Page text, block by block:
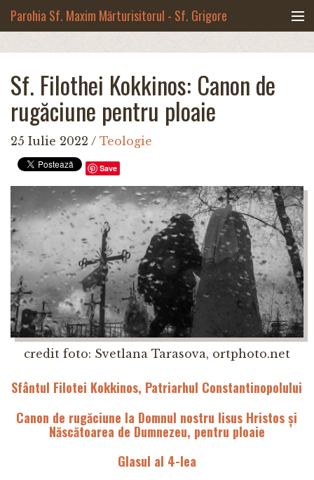
Parohia Sf. Maxim Mărturisitorul - Sf. Grigore
Noua biserică
Botezuri & Cununii
Teologie & Cuvinte duhovnicești
Fotografii
Preotul paroh
Program liturgic
Despre noi
Contact
Sf. Filothei Kokkinos: Canon de
rugăciune pentru ploaie
25 Iulie 2022 / Teologie
Save
credit foto: Svetlana Tarasova, ortphoto.net
Sfântul Filotei Kokkinos, Patriarhul Constantinopolului
Canon de rugăciune la Domnul nostru Iisus Hristos și
Născătoarea de Dumnezeu, pentru ploaie
Glasul al 4-lea